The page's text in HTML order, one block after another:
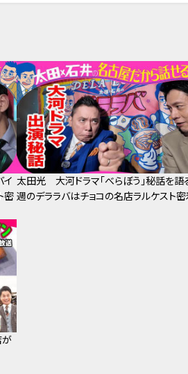
イ
密
太田光 大河ドラマ「べらぼう」秘話を語る
週のデララバはチョコの名店ラルケスト密
が